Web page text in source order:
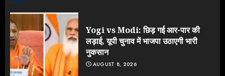
Yogi vs Modi: छिड़ गई आर-पार की
लड़ाई, यूपी चुनाव में भाजपा उठाएगी भारी
नुकसान
AUGUST 8, 2026